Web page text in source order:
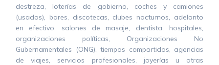
destreza, loterías de gobierno, coches y camiones
(usados), bares, discotecas, clubes nocturnos, adelanto
en efectivo, salones de masaje, dentista, hospitales,
organizaciones políticas, Organizaciones No
Gubernamentales (ONG), tiempos compartidos, agencias
de viajes, servicios profesionales, joyerías u otras